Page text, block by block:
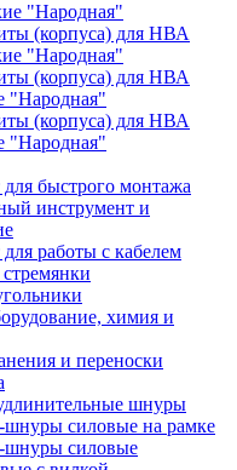
"Народная"
(корпуса) для НВА
"Народная"
(корпуса) для НВА
"Народная"
(корпуса) для НВА
"Народная"
быстрого монтажа
инструмент и
работы с кабелем
химия и
и переноски
шнуры
шнуры силовые на рамке
шнуры силовые